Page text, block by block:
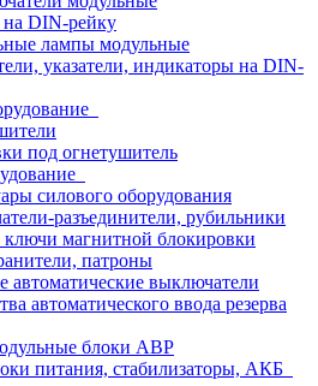
на DIN-рейку
лампы модульные
указатели, индикаторы на DIN-
под огнетушитель
силового оборудования
разъединители, рубильники
магнитной блокировки
патроны
автоматические выключатели
автоматического ввода резерва
блоки АВР
питания, стабилизаторы, АКБ